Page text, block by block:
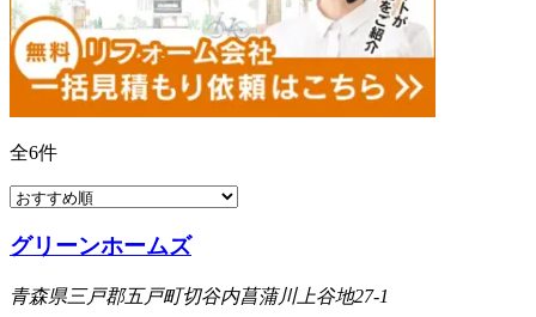
全6件
グリーンホームズ
青森県三戸郡五戸町切谷内菖蒲川上谷地27-1